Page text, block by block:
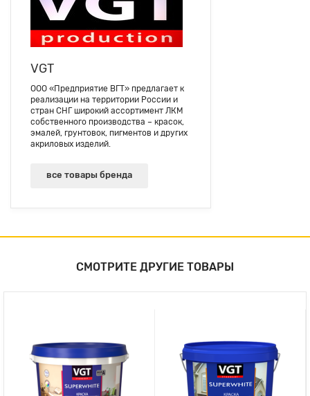
VGT
ООО «Предприятие ВГТ» предлагает к
реализации на территории России и
стран СНГ широкий ассортимент ЛКМ
собственного производства – красок,
эмалей, грунтовок, пигментов и других
акриловых изделий.
все товары бренда
СМОТРИТЕ ДРУГИЕ ТОВАРЫ